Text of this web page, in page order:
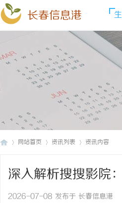
长春信息港
网站首页 资讯列表 资讯内容
深入解析搜搜影院
2026-07-08 发布于 长春信息港